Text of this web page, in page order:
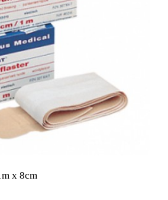
x 8cm